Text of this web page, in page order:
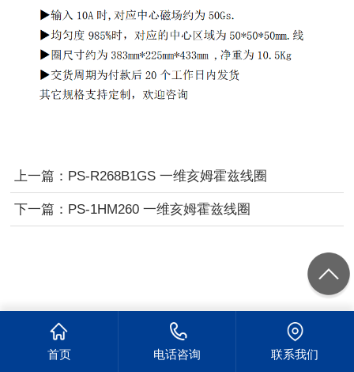
上一篇： PS-R268B1GS 一维亥姆霍兹线圈
下一篇： PS-1HM260 一维亥姆霍兹线圈
首页 电话咨询 联系我们